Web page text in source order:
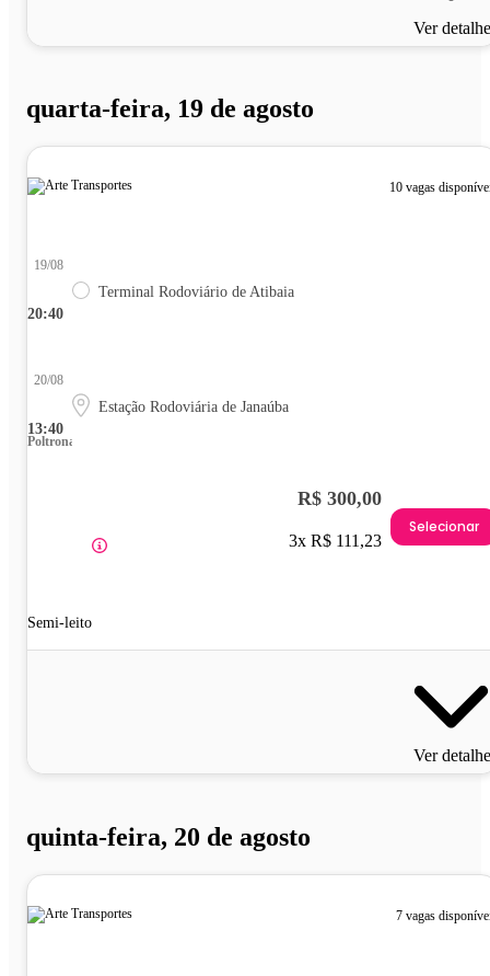
Ver
quarta-feira, 19 de agosto
10 vagas
20:40
19/08
Terminal Rodoviário de Atibaia
13:40
20/08
Estação Rodoviária de Janaúba
Poltrona
Semi-leito
R$ 300,00
3x R$ 111,23
Selecionar
Ver
quinta-feira, 20 de agosto
7 vagas